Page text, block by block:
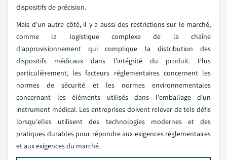
dispositifs de précision.
Mais d'un autre côté, il y a aussi des restrictions sur le marché,
comme la logistique complexe de la chaîne
d'approvisionnement qui complique la distribution des
dispositifs médicaux dans l'intégrité du produit. Plus
particulièrement, les facteurs réglementaires concernent les
normes de sécurité et les normes environnementales
concernant les éléments utilisés dans l'emballage d'un
instrument médical. Les entreprises doivent relever de tels défis
lorsqu'elles utilisent des technologies modernes et des
pratiques durables pour répondre aux exigences réglementaires
et aux exigences du marché.